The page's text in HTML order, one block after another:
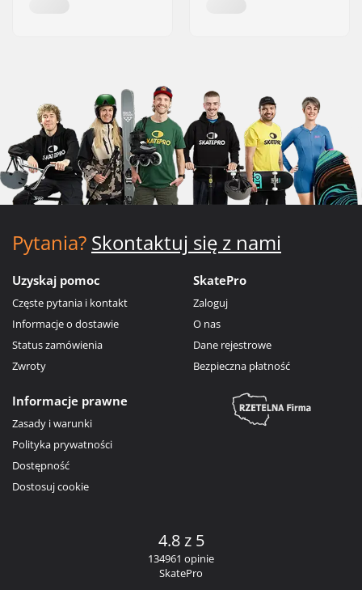
Pytania? Skontaktuj się z nami
Uzyskaj pomoc
Częste pytania i kontakt
Informacje o dostawie
Status zamówienia
Zwroty
SkatePro
Zaloguj
O nas
Dane rejestrowe
Bezpieczna płatność
Informacje prawne
Zasady i warunki
Polityka prywatności
Dostępność
Dostosuj cookie
4.8 z 5
134961 opinie
SkatePro